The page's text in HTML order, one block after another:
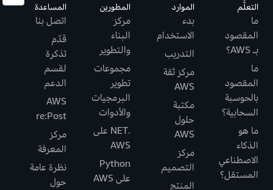
التعلُّم
ما
المقصود
بـ AWS؟
ما
المقصود
بالحوسبة
السحابية؟
ما هو
الذكاء
الاصطناعي
المستقل؟
الموارد
بدء
الاستخدام
التدريب
مركز ثقة
AWS
مكتبة
حلول
AWS
مركز
التصميم
المنتج
المطورين
مركز
البناء
والتطوير
مجموعات
تطوير
البرمجيات
والأدوات
.NET على
AWS
Python
على AWS
المساعدة
اتصل بنا
قدّم
تذكرة
لقسم
الدعم
AWS
re:Post
مركز
المعرفة
نظرة عامة
حول